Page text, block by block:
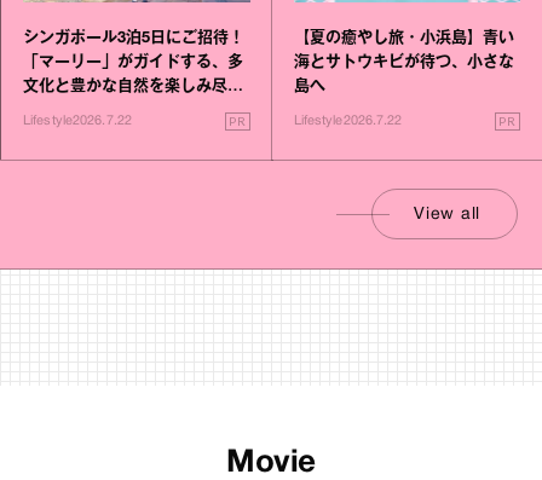
シンガポール3泊5日にご招待！
「マーリー」がガイドする、多
文化と豊かな自然を楽しみ尽く
Lifestyle2026.7.22 PR
【夏の癒やし旅・小浜島】青い
海とサトウキビが待つ、小さな
島へ
Lifestyle2026.7.22 PR
View all
Movie